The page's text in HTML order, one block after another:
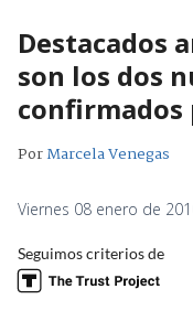
Destacados
son los dos
confirmados
PorMarcela Venegas
Viernes 08 enero de
Seguimos criterios de